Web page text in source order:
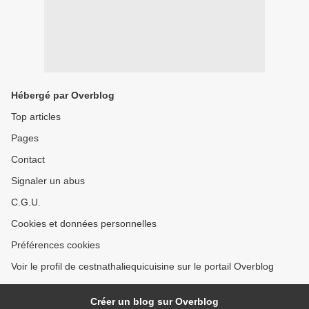
Hébergé par Overblog
Top articles
Pages
Contact
Signaler un abus
C.G.U.
Cookies et données personnelles
Préférences cookies
Voir le profil de cestnathaliequicuisine sur le portail Overblog
Créer un blog sur Overblog